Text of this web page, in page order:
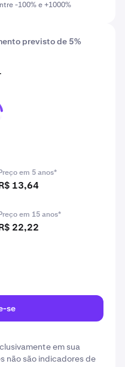
previsto de 5%
em 5 anos*
13,64
em 15 anos*
22,22
se
em sua
não são indicadores de
-100% e +1000%